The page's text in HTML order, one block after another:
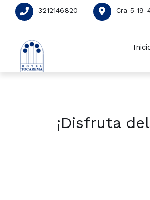
3212146820 Cra 5
¡Disfruta